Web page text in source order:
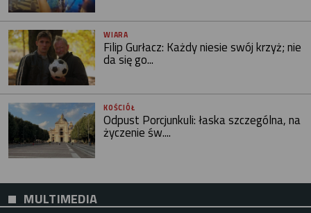
WIARA
Filip Gurłacz: Każdy niesie swój krzyż; nie
da się go...
KOŚCIÓŁ
Odpust Porcjunkuli: łaska szczególna, na
życzenie św....
MULTIMEDIA